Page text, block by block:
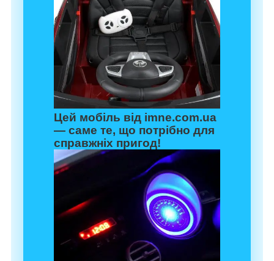
Цей мобіль від imne.com.ua
— саме те, що потрібно для
справжніх пригод!